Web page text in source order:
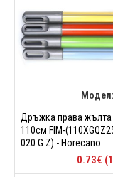
Модел:
Дръжка права жълта
110см FIM-
020 G Z) - Horecano
0.73€